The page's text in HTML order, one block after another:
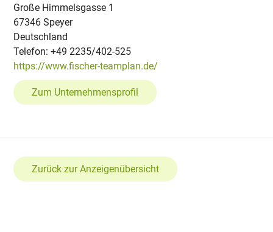
Große Himmelsgasse 1
67346 Speyer
Deutschland
Telefon: +49 2235/402-525
https://www.fischer-teamplan.de/
Zum Unternehmensprofil
Zurück zur Anzeigenübersicht